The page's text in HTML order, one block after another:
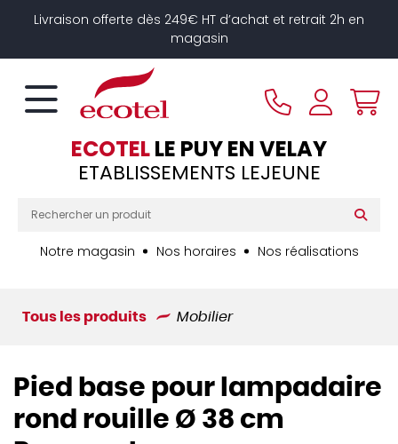
Livraison offerte dès 249€ HT d’achat et retrait 2h en
magasin
ECOTELLE PUY EN VELAY
ETABLISSEMENTS LEJEUNE
Notre magasin Nos horaires Nos réalisations
Tous les produits Mobilier
Pied base pour lampadaire
rond rouille Ø 38 cm
Panneau de gestion des cookies